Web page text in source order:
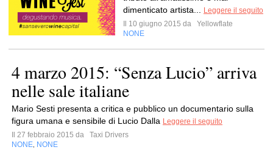
dimenticato artista...
Leggere il seguito
Il 10 giugno 2015 da
Yellowflate
NONE
4 marzo 2015: “Senza Lucio” arriva
nelle sale italiane
Mario Sesti presenta a critica e pubblico un documentario sulla
figura umana e sensibile di Lucio Dalla Leggere il seguito
Il 27 febbraio 2015 da
Taxi Drivers
NONE NONE